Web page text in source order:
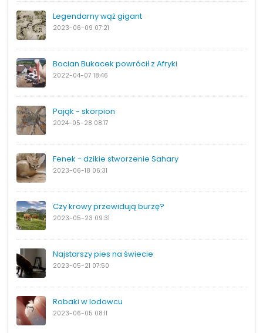
Legendarny wąż gigant
2023-06-09 07:21
Bocian Bukacek powrócił z Afryki
2022-04-07 18:46
Pająk - skorpion
2024-05-28 08:17
Fenek - dzikie stworzenie Sahary
2023-06-18 06:31
Czy krowy przewidują burzę?
2023-05-23 09:31
Najstarszy pies na świecie
2023-05-21 07:50
Robaki w lodowcu
2023-06-05 08:11